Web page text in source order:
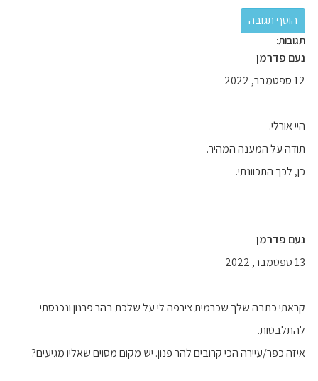
תגובות:
נעם פדרמן
12 ספטמבר, 2022
היי אורלי.
תודה על המענה המהיר.
כן, לכך התכוונתי.
נעם פדרמן
13 ספטמבר, 2022
קראתי כתבה שלך שכרמית צירפה לי על שלכת בהר פרנון ונכנסתי
להתלבטות.
איזה כפר/עיירה הכי קרובים להר פנון. יש מקום מסוים שאליו מגיעים?